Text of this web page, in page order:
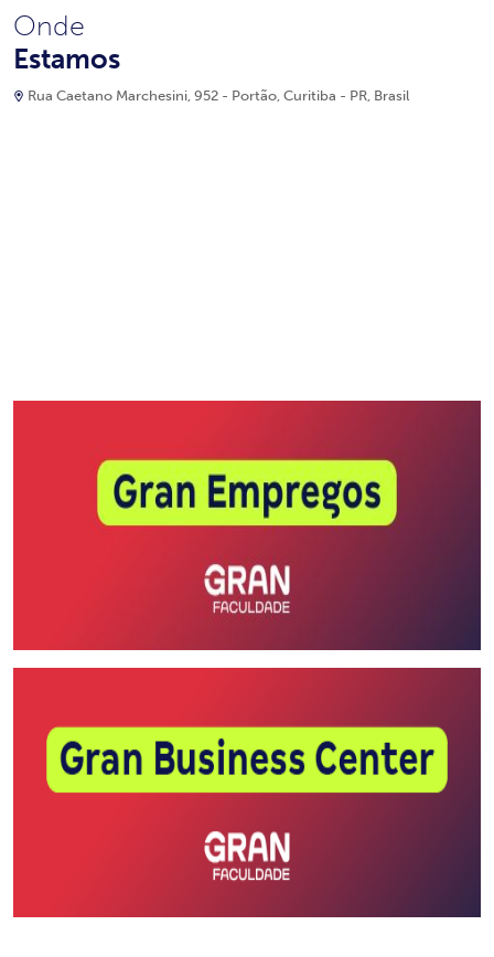
Onde
Estamos
Rua Caetano Marchesini, 952 - Portão, Curitiba - PR, Brasil